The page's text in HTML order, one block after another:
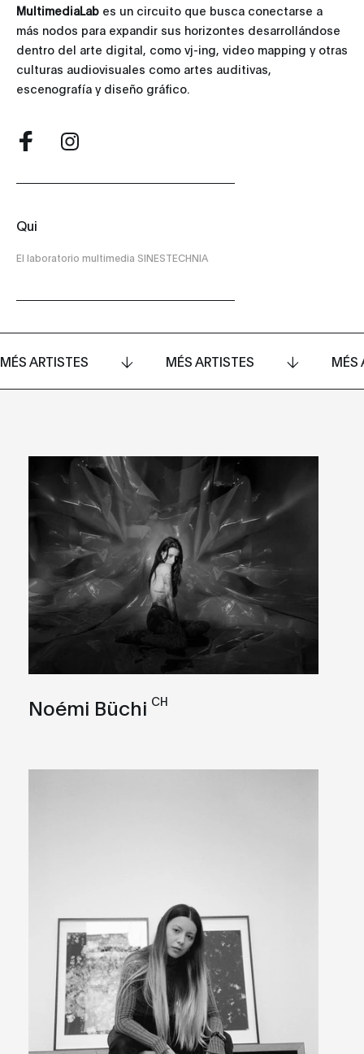
MultimediaLab es un circuito que busca conectarse a
más nodos para expandir sus horizontes desarrollándose
dentro del arte digital, como vj-ing, video mapping y otras
culturas audiovisuales como artes auditivas,
escenografía y diseño gráfico.
Qui
El laboratorio multimedia SINESTECHNIA
MÉS ARTISTES MÉS ARTISTES MÉS
Noémi Büchi CH